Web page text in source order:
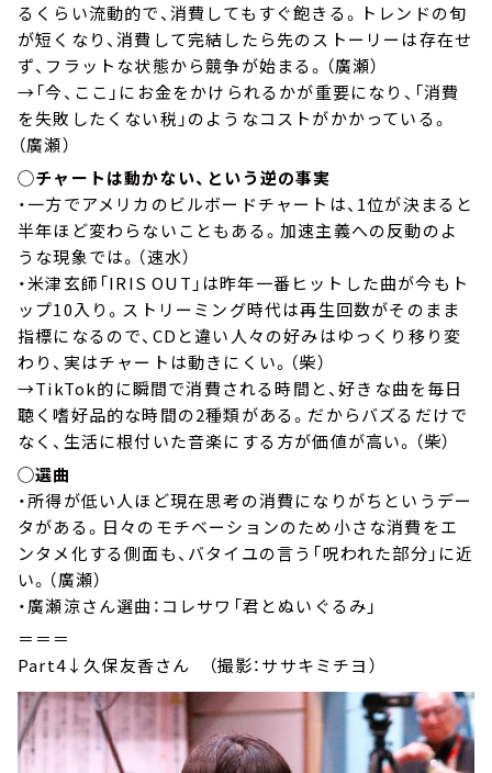
るくらい流動的で、消費してもすぐ飽きる。トレンドの旬
が短くなり、消費して完結したら先のストーリーは存在せ
ず、フラットな状態から競争が始まる。（廣瀬）
→「今、ここ」にお金をかけられるかが重要になり、「消費
を失敗したくない税」のようなコストがかかっている。
（廣瀬）
◯チャートは動かない、という逆の事実
・一方でアメリカのビルボードチャートは、1位が決まると
半年ほど変わらないこともある。加速主義への反動のよ
うな現象では。（速水）
・米津玄師「IRIS OUT」は昨年一番ヒットした曲が今もト
ップ10入り。ストリーミング時代は再生回数がそのまま
指標になるので、CDと違い人々の好みはゆっくり移り変
わり、実はチャートは動きにくい。（柴）
→TikTok的に瞬間で消費される時間と、好きな曲を毎日
聴く嗜好品的な時間の2種類がある。だからバズるだけで
なく、生活に根付いた音楽にする方が価値が高い。（柴）
◯選曲
・所得が低い人ほど現在思考の消費になりがちというデー
タがある。日々のモチベーションのため小さな消費をエ
ンタメ化する側面も、バタイユの言う「呪われた部分」に近
い。（廣瀬）
・廣瀬涼さん選曲：コレサワ「君とぬいぐるみ」
＝＝＝
Part4↓久保友香さん （撮影：ササキミチヨ）